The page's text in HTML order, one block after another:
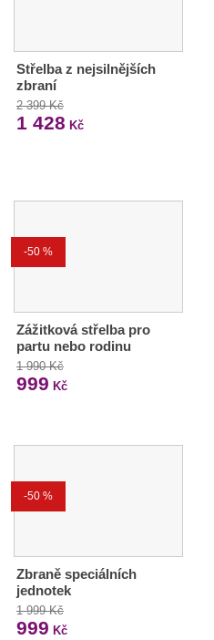
Střelba z nejsilnějších
zbraní
2 399 Kč
1 428 Kč
-50 %
Zážitková střelba pro
partu nebo rodinu
1 990 Kč
999 Kč
-50 %
Zbraně speciálních
jednotek
1 999 Kč
999 Kč